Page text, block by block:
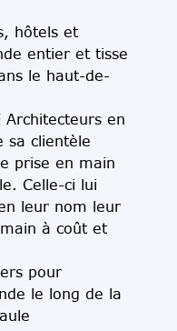
hôtels et
entier et tisse
le haut-de-
Architecteurs en
sa clientèle
prise en main
Celle-ci lui
leur nom leur
à coût et
pour
le long de la